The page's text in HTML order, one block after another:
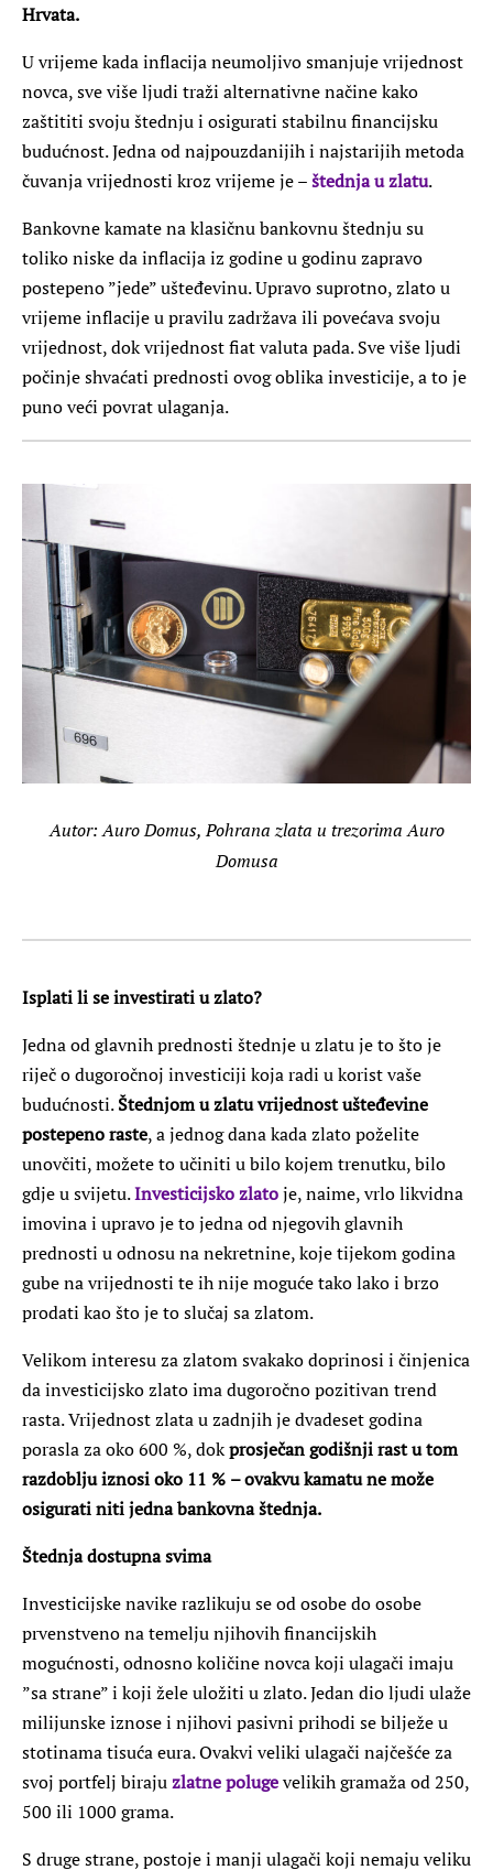
Hrvata.
U vrijeme kada inflacija neumoljivo smanjuje vrijednost
novca, sve više ljudi traži alternativne načine kako
zaštititi svoju štednju i osigurati stabilnu financijsku
budućnost. Jedna od najpouzdanijih i najstarijih metoda
čuvanja vrijednosti kroz vrijeme je –štednja u zlatu.
Bankovne kamate na klasičnu bankovnu štednju su
toliko niske da inflacija iz godine u godinu zapravo
postepeno ”jede” ušteđevinu. Upravo suprotno, zlato u
vrijeme inflacije u pravilu zadržava ili povećava svoju
vrijednost, dok vrijednost fiat valuta pada. Sve više ljudi
počinje shvaćati prednosti ovog oblika investicije, a to je
puno veći povrat ulaganja.
Autor: Auro Domus, Pohrana zlata u trezorima Auro
Domusa
Isplati li se investirati u zlato?
Jedna od glavnih prednosti štednje u zlatu je to što je
riječ o dugoročnoj investiciji koja radi u korist vaše
budućnosti.Štednjom u zlatu vrijednost ušteđevine
postepeno raste, a jednog dana kada zlato poželite
unovčiti, možete to učiniti u bilo kojem trenutku, bilo
gdje u svijetu.Investicijsko zlatoje, naime, vrlo likvidna
imovina i upravo je to jedna od njegovih glavnih
prednosti u odnosu na nekretnine, koje tijekom godina
gube na vrijednosti te ih nije moguće tako lako i brzo
prodati kao što je to slučaj sa zlatom.
Velikom interesu za zlatom svakako doprinosi i činjenica
da investicijsko zlato ima dugoročno pozitivan trend
rasta. Vrijednost zlata u zadnjih je dvadeset godina
porasla za oko 600 %, dokprosječan godišnji rast u tom
razdoblju iznosi oko 11 % – ovakvu kamatu ne može
osigurati niti jedna bankovna štednja.
Štednja dostupna svima
Investicijske navike razlikuju se od osobe do osobe
prvenstveno na temelju njihovih financijskih
mogućnosti, odnosno količine novca koji ulagači imaju
”sa strane” i koji žele uložiti u zlato. Jedan dio ljudi ulaže
milijunske iznose i njihovi pasivni prihodi se bilježe u
stotinama tisuća eura. Ovakvi veliki ulagači najčešće za
svoj portfelj birajuzlatne polugevelikih gramaža od 250,
500 ili 1000 grama.
S druge strane, postoje i manji ulagači koji nemaju veliku